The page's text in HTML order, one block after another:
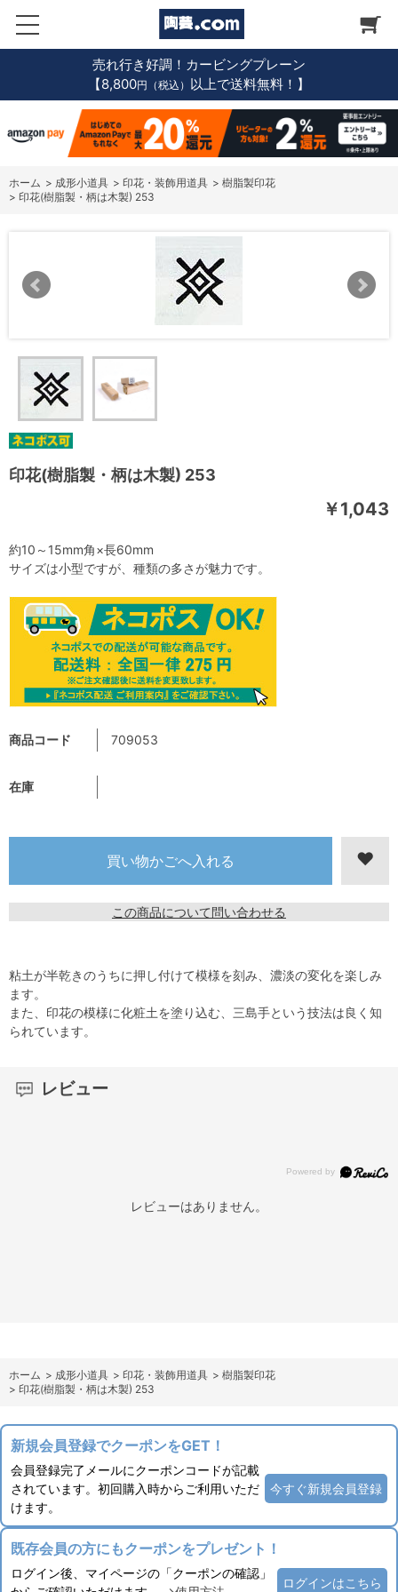
売れ行き好調！カービングプレーン
【8,800円（税込） 以上で送料無料！】
ホーム > 成形小道具 > 印花・装飾用道具 > 樹脂製印花
> 印花(樹脂製・柄は木製) 253
印花(樹脂製・柄は木製) 253
￥1,043
商品コード 709053
在庫
この商品について問い合わせる
約10～15mm角×長60mm
サイズは小型ですが、種類の多さが魅力です。
粘土が半乾きのうちに押し付けて模様を刻み、濃淡の変化を楽しみ
ます。
また、印花の模様に化粧土を塗り込む、三島手という技法は良く知
られています。
レビュー
レビューはありません。
ホーム > 成形小道具 > 印花・装飾用道具 > 樹脂製印花
> 印花(樹脂製・柄は木製) 253
新規会員登録でクーポンをGET！
会員登録完了メールにクーポンコードが記載
されています。初回購入時からご利用いただ
けます。
今すぐ新規会員登録
既存会員の方にもクーポンをプレゼント！
ログイン後、マイページの「クーポンの確認」
ログインはこちら